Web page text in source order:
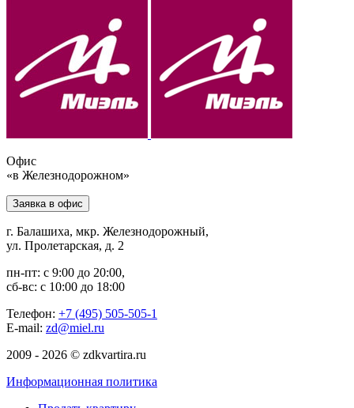
Офис
«в Железнодорожном»
Заявка в офис
г. Балашиха, мкр. Железнодорожный,
ул. Пролетарская, д. 2
пн-пт: с 9:00 до 20:00,
сб-вс: с 10:00 до 18:00
Телефон: +7 (495) 505-505-1
E-mail: zd@miel.ru
2009 - 2026 © zdkvartira.ru
Информационная политика